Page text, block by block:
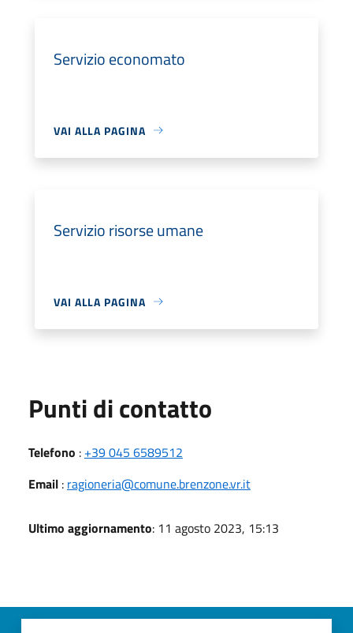
Servizio economato
VAI ALLA PAGINA
Servizio risorse umane
VAI ALLA PAGINA
Punti di contatto
Telefono : +39 045 6589512
Email : ragioneria@comune.brenzone.vr.it
Ultimo aggiornamento: 11 agosto 2023, 15:13